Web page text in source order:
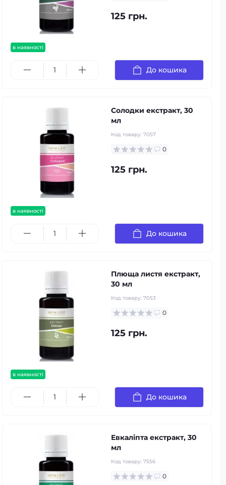
в наявності
125 грн.
До кошика
в наявності
Солодки екстракт, 30
мл
Код товару: 7057
0
125 грн.
До кошика
в наявності
Плюща листя екстракт,
30 мл
Код товару: 7053
0
125 грн.
До кошика
Евкаліпта екстракт, 30
мл
Код товару: 7556
0